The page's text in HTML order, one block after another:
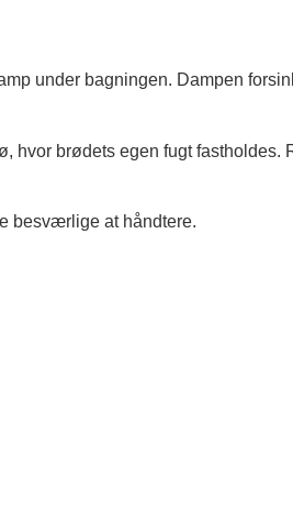
under bagningen. Dampen
brødets egen fugt fastholdes.
besværlige at håndtere.